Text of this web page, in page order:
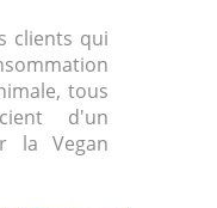
clients qui
tous
d'un
la Vegan